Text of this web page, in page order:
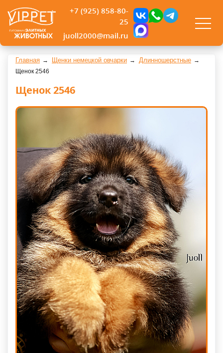
+7 (925) 858-80-
25
juoll2000@mail.ru
Главная Щенки немецкой овчарки Длинношерстные
Щенок 2546
Щенок 2546